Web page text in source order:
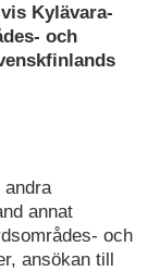
Kylävara-
och
andra
annat
och
ansökan till